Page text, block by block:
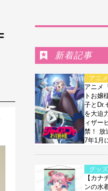
新着記事
アニメ
アニメ
トお嬢
子とDr.
を大迫
ィザー
禁！ 放
7年1月
グッズ
【カナ
ンの水